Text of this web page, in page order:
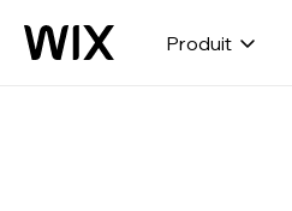
Produit